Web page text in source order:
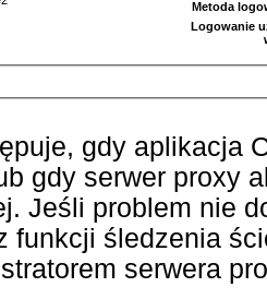
Metoda
Logowanie
gdy aplikacja
gdy serwer proxy
Jeśli problem nie
funkcji śledzenia
serwera